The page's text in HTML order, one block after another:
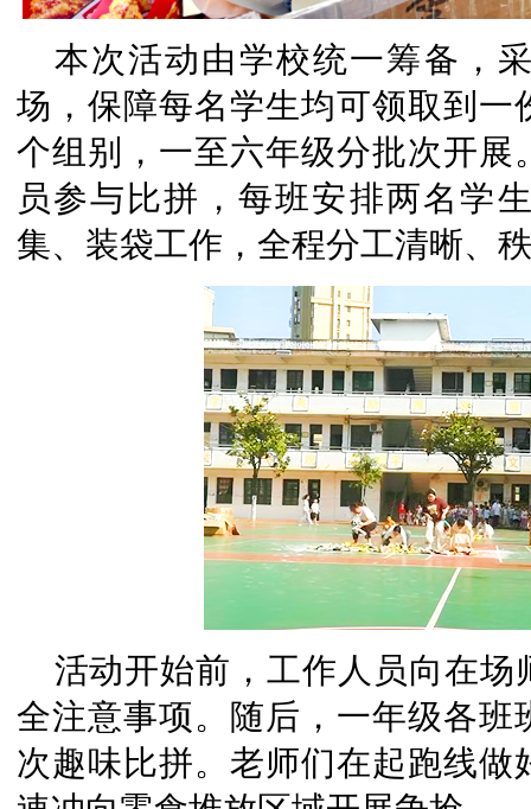
本次活动由学校统一筹备，
场，保障每名学生均可领取到
个组别，一至六年级分批次开
员参与比拼，每班安排两名学
集、装袋工作，全程分工清晰、
活动开始前，工作人员向在
全注意事项。随后，一年级各
次趣味比拼。老师们在起跑线